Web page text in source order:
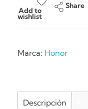
Add to
wishlist
Share
Marca: Honor
Descripción